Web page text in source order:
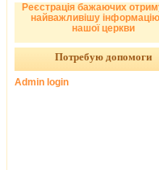
Реєстрація бажаючих
найважливішу інформацію
нашої церкви
Потребую допомоги
Admin login